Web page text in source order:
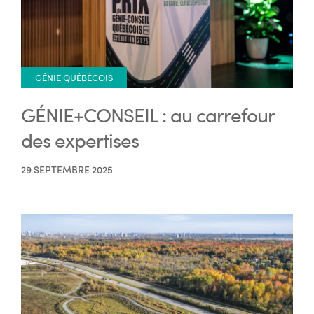
GÉNIE QUÉBÉCOIS
GÉNIE+CONSEIL : au carrefour
des expertises
29 SEPTEMBRE 2025